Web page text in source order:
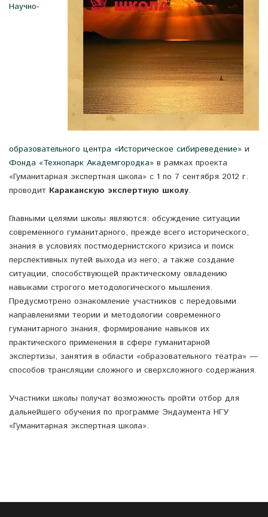
Научно-
образовательного центра «Историческое сибиреведение» и
Фонда «Технопарк Академгородка» в рамках проекта
«Гуманитарная экспертная школа» с 1 по 7 сентября 2012 г.
проводит Караканскую экспертную школу.
Главными целями школы являются: обсуждение ситуации
современного гуманитарного, прежде всего исторического,
знания в условиях постмодернистского кризиса и поиск
перспективных путей выхода из него; а также создание
ситуации, способствующей практическому овладению
навыками строгого методологического мышления.
Предусмотрено ознакомление участников с передовыми
направлениями теории и методологии современного
гуманитарного знания, формирование навыков их
практического применения в сфере гуманитарной
экспертизы, занятия в области «образовательного театра» —
способов трансляции сложного и сверхсложного содержания.
Участники школы получат возможность пройти отбор для
дальнейшего обучения по программе Эндаумента НГУ
«Гуманитарная экспертная школа».